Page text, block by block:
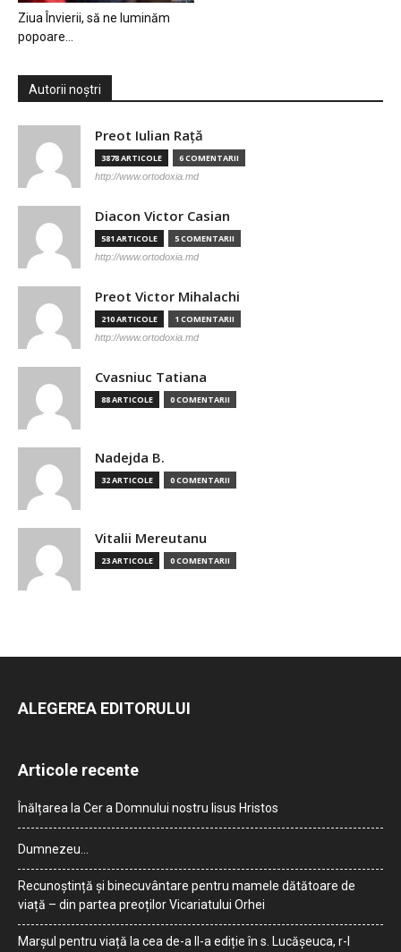
Ziua Învierii, să ne luminăm
popoare…
Autorii noștri
Preot Iulian Raţă
3878 ARTICOLE 6 COMENTARII
http://www.ortodoxia.md
Diacon Victor Casian
581 ARTICOLE 5 COMENTARII
http://www.ortodoxia.md
Preot Victor Mihalachi
210 ARTICOLE 1 COMENTARII
http://www.ortodoxia.md
Cvasniuc Tatiana
88 ARTICOLE 0 COMENTARII
Nadejda B.
32 ARTICOLE 0 COMENTARII
Vitalii Mereutanu
23 ARTICOLE 0 COMENTARII
ALEGEREA EDITORULUI
Articole recente
Înălțarea la Cer a Domnului nostru Iisus Hristos
Dumnezeu…
Recunoștință și binecuvântare pentru mamele dătătoare de
viață – din partea preoților Vicariatului Orhei
Marșul pentru viață la cea de-a II-a ediție în s. Lucășeuca, r-l